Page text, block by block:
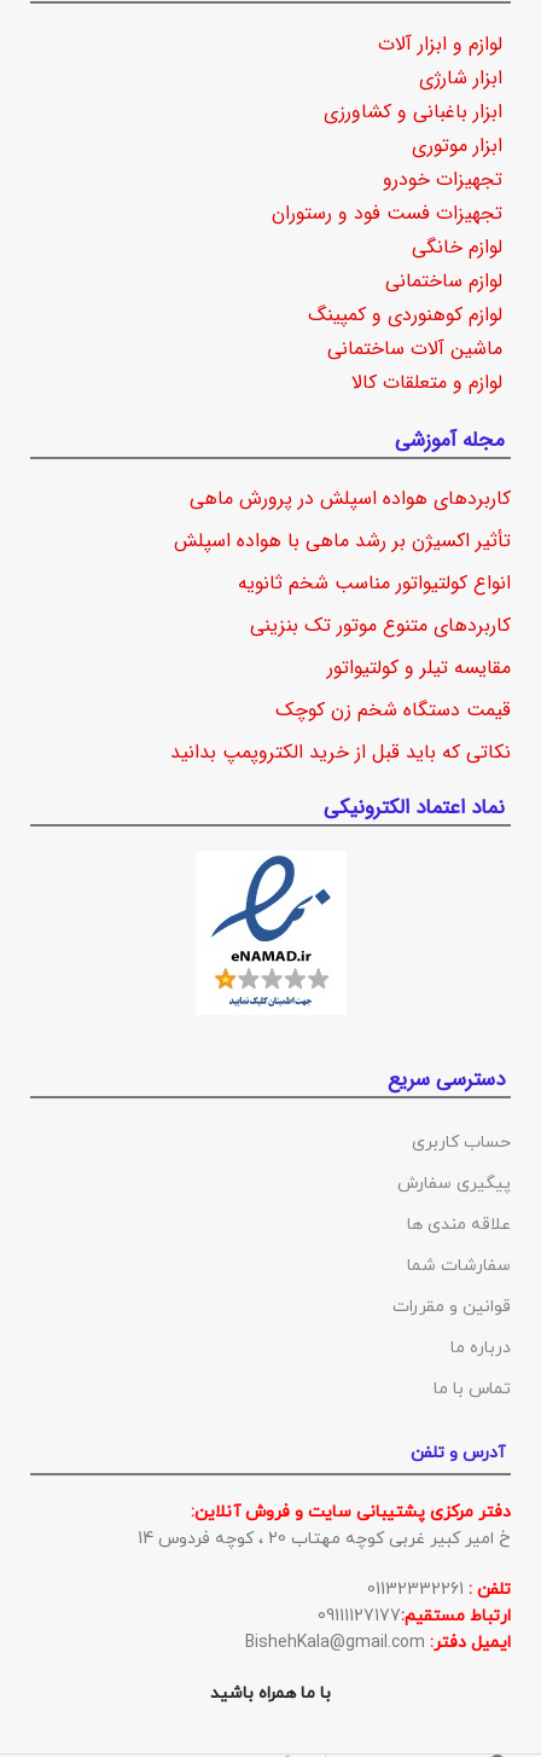
لوازم و ابزار آلات
ابزار شارژی
ابزار باغبانی و کشاورزی
ابزار موتوری
تجهیزات خودرو
تجهیزات فست فود و رستوران
لوازم خانگی
لوازم ساختمانی
لوازم کوهنوردی و کمپینگ
ماشین آلات ساختمانی
لوازم و متعلقات کالا
مجله آموزشی
کاربردهای هواده اسپلش در پرورش ماهی
تأثیر اکسیژن بر رشد ماهی با هواده اسپلش
انواع کولتیواتور مناسب شخم ثانویه
کاربردهای متنوع موتور تک بنزینی
مقایسه تیلر و کولتیواتور
قیمت دستگاه شخم زن کوچک
نکاتی که باید قبل از خرید الکتروپمپ بدانید
نماد اعتماد الکترونیکی
دسترسی سریع
حساب کاربری
پیگیری سفارش
علاقه مندی ها
سفارشات شما
قوانین و مقررات
درباره ما
تماس با ما
آدرس و تلفن
دفتر مرکزی پشتیبانی سایت و فروش آنلاین:
خ امیر کبیر غربی کوچه مهتاب 20 ، کوچه فردوس 14
تلفن :
ارتباط مستقیم:09111127177
ایمیل دفتر:
با ما همراه باشید